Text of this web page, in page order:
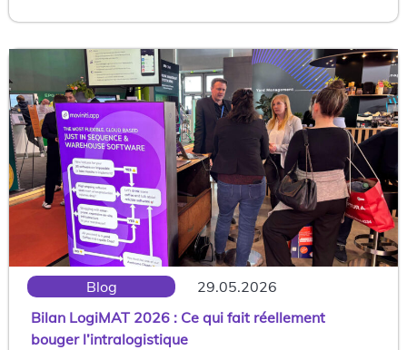
Blog
29.05.2026
Bilan LogiMAT 2026 : Ce qui fait réellement
bouger l’intralogistique